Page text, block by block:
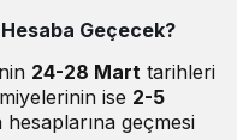
Geçecek?
24-28 Mart tarihleri
ise 2-5
geçmesi